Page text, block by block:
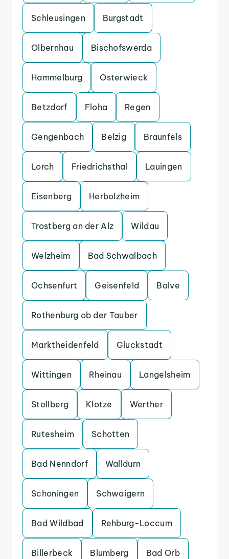
Schleusingen Burgstadt
Olbernhau Bischofswerda
Hammelburg Osterwieck
Betzdorf Floha Regen
Gengenbach Belzig Braunfels
Lorch Friedrichsthal Lauingen
Eisenberg Herbolzheim
Trostberg an der Alz Wildau
Welzheim Bad Schwalbach
Ochsenfurt Geisenfeld Balve
Rothenburg ob der Tauber
Marktheidenfeld Gluckstadt
Wittingen Rheinau Langelsheim
Stollberg Klotze Werther
Rutesheim Schotten
Bad Nenndorf Walldurn
Schoningen Schwaigern
Bad Wildbad Rehburg-Loccum
Billerbeck Blumberg Bad Orb